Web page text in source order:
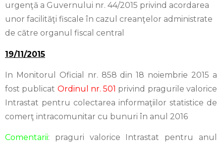
urgenţă a Guvernului nr. 44/2015 privind acordarea
unor facilităţi fiscale în cazul creanţelor administrate
de către organul fiscal central
19/11/2015
In Monitorul Oficial nr. 858 din 18 noiembrie 2015 a
fost publicat Ordinul nr. 501 privind pragurile valorice
Intrastat pentru colectarea informaţiilor statistice de
comerţ intracomunitar cu bunuri în anul 2016
Comentarii: praguri valorice Intrastat pentru anul